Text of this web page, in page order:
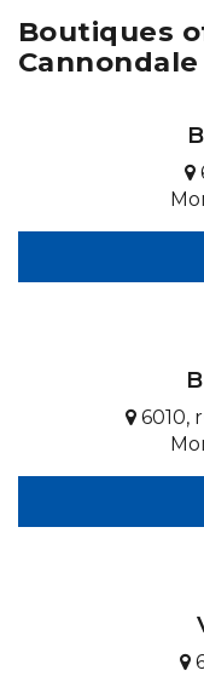
Boutiques
Cannondale
6010,